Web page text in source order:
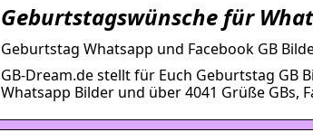
Geburtstagswünsche für
Geburtstag Whatsapp und Facebook GB
GB-Dream.de stellt für Euch Geburtstag GB
Whatsapp Bilder und über 4041 Grüße GBs,